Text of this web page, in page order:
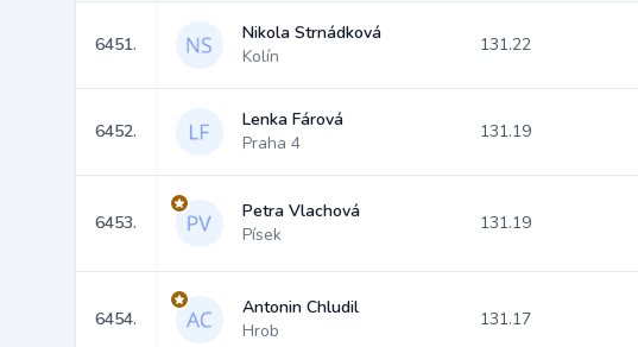
6451.
Nikola Strnádková
Kolín
131.22
6452.
Lenka Fárová
Praha 4
131.19
6453.
Petra Vlachová
Písek
131.19
6454.
Antonin Chludil
Hrob
131.17